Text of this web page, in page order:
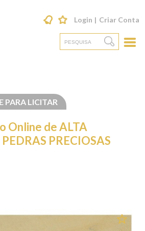
Login Criar Conta
PARA LICITAR
Online de ALTA
PRECIOSAS